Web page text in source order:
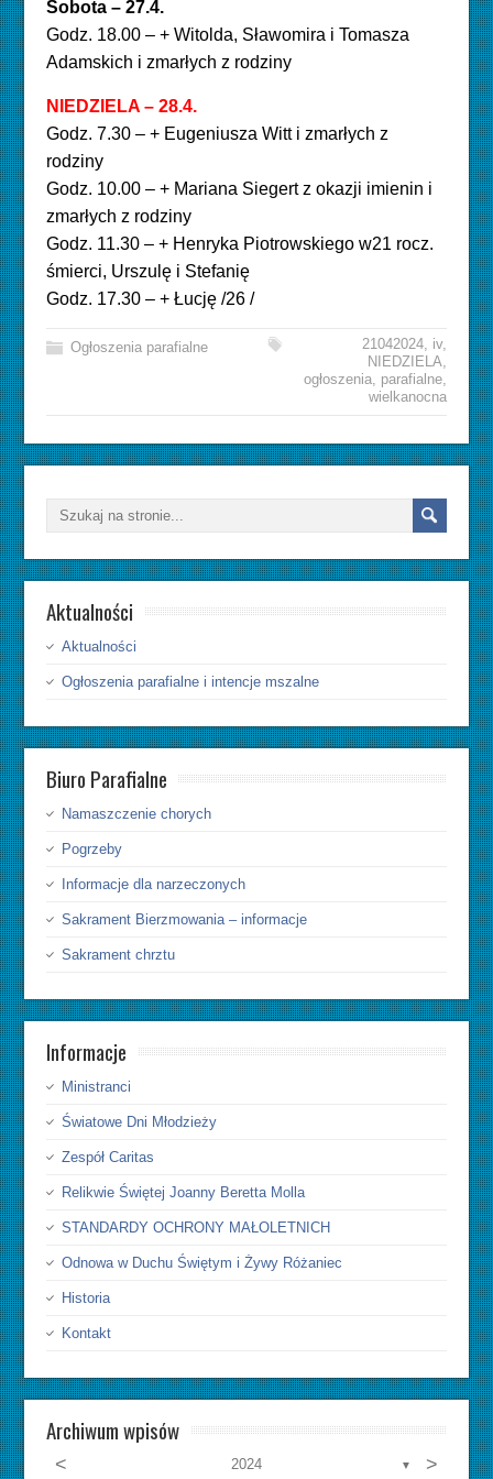
Sobota – 27.4.
Godz. 18.00 – + Witolda, Sławomira i Tomasza
Adamskich i zmarłych z rodziny
NIEDZIELA – 28.4.
Godz. 7.30 – + Eugeniusza Witt i zmarłych z
rodziny
Godz. 10.00 – + Mariana Siegert z okazji imienin i
zmarłych z rodziny
Godz. 11.30 – + Henryka Piotrowskiego w21 rocz.
śmierci, Urszulę i Stefanię
Godz. 17.30 – + Łucję /26 /
Ogłoszenia parafialne 21042024, iv,
NIEDZIELA,
ogłoszenia, parafialne,
wielkanocna
Aktualności
Aktualności
Ogłoszenia parafialne i intencje mszalne
Biuro Parafialne
Namaszczenie chorych
Pogrzeby
Informacje dla narzeczonych
Sakrament Bierzmowania – informacje
Sakrament chrztu
Informacje
Ministranci
Światowe Dni Młodzieży
Zespół Caritas
Relikwie Świętej Joanny Beretta Molla
STANDARDY OCHRONY MAŁOLETNICH
Odnowa w Duchu Świętym i Żywy Różaniec
Historia
Kontakt
Archiwum wpisów
< 2024 ▼ >